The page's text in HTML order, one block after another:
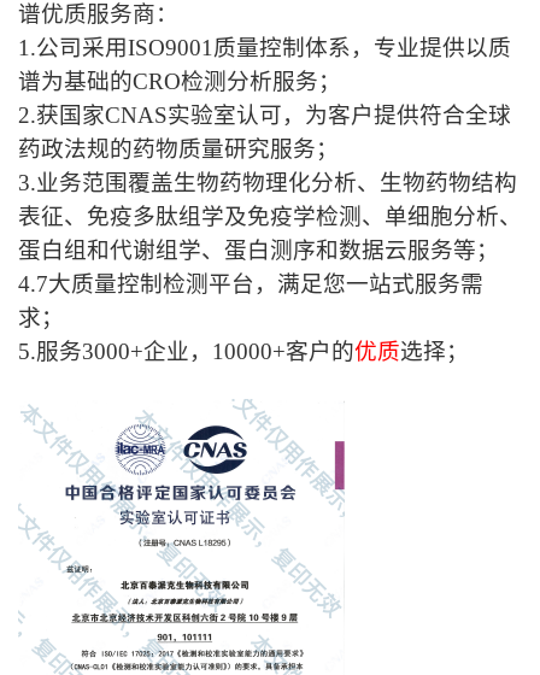
谱优质服务商：
1.公司采用ISO9001质量控制体系，专业提供以质
谱为基础的CRO检测分析服务；
2.获国家CNAS实验室认可，为客户提供符合全球
药政法规的药物质量研究服务；
3.业务范围覆盖生物药物理化分析、生物药物结构
表征、免疫多肽组学及免疫学检测、单细胞分析、
蛋白组和代谢组学、蛋白测序和数据云服务等；
4.7大质量控制检测平台，满足您一站式服务需
求；
5.服务3000+企业， 10000+客户的优质选择；